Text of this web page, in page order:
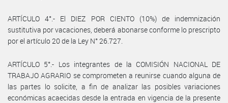
ARTÍCULO 4°.- El DIEZ POR CIENTO (10%) de indemnización
sustitutiva por vacaciones, deberá abonarse conforme lo prescripto
por el artículo 20 de la Ley N° 26.727.
ARTÍCULO 5°.- Los integrantes de la COMISIÓN NACIONAL DE
TRABAJO AGRARIO se comprometen a reunirse cuando alguna de
las partes lo solicite, a fin de analizar las posibles variaciones
económicas acaecidas desde la entrada en vigencia de la presente